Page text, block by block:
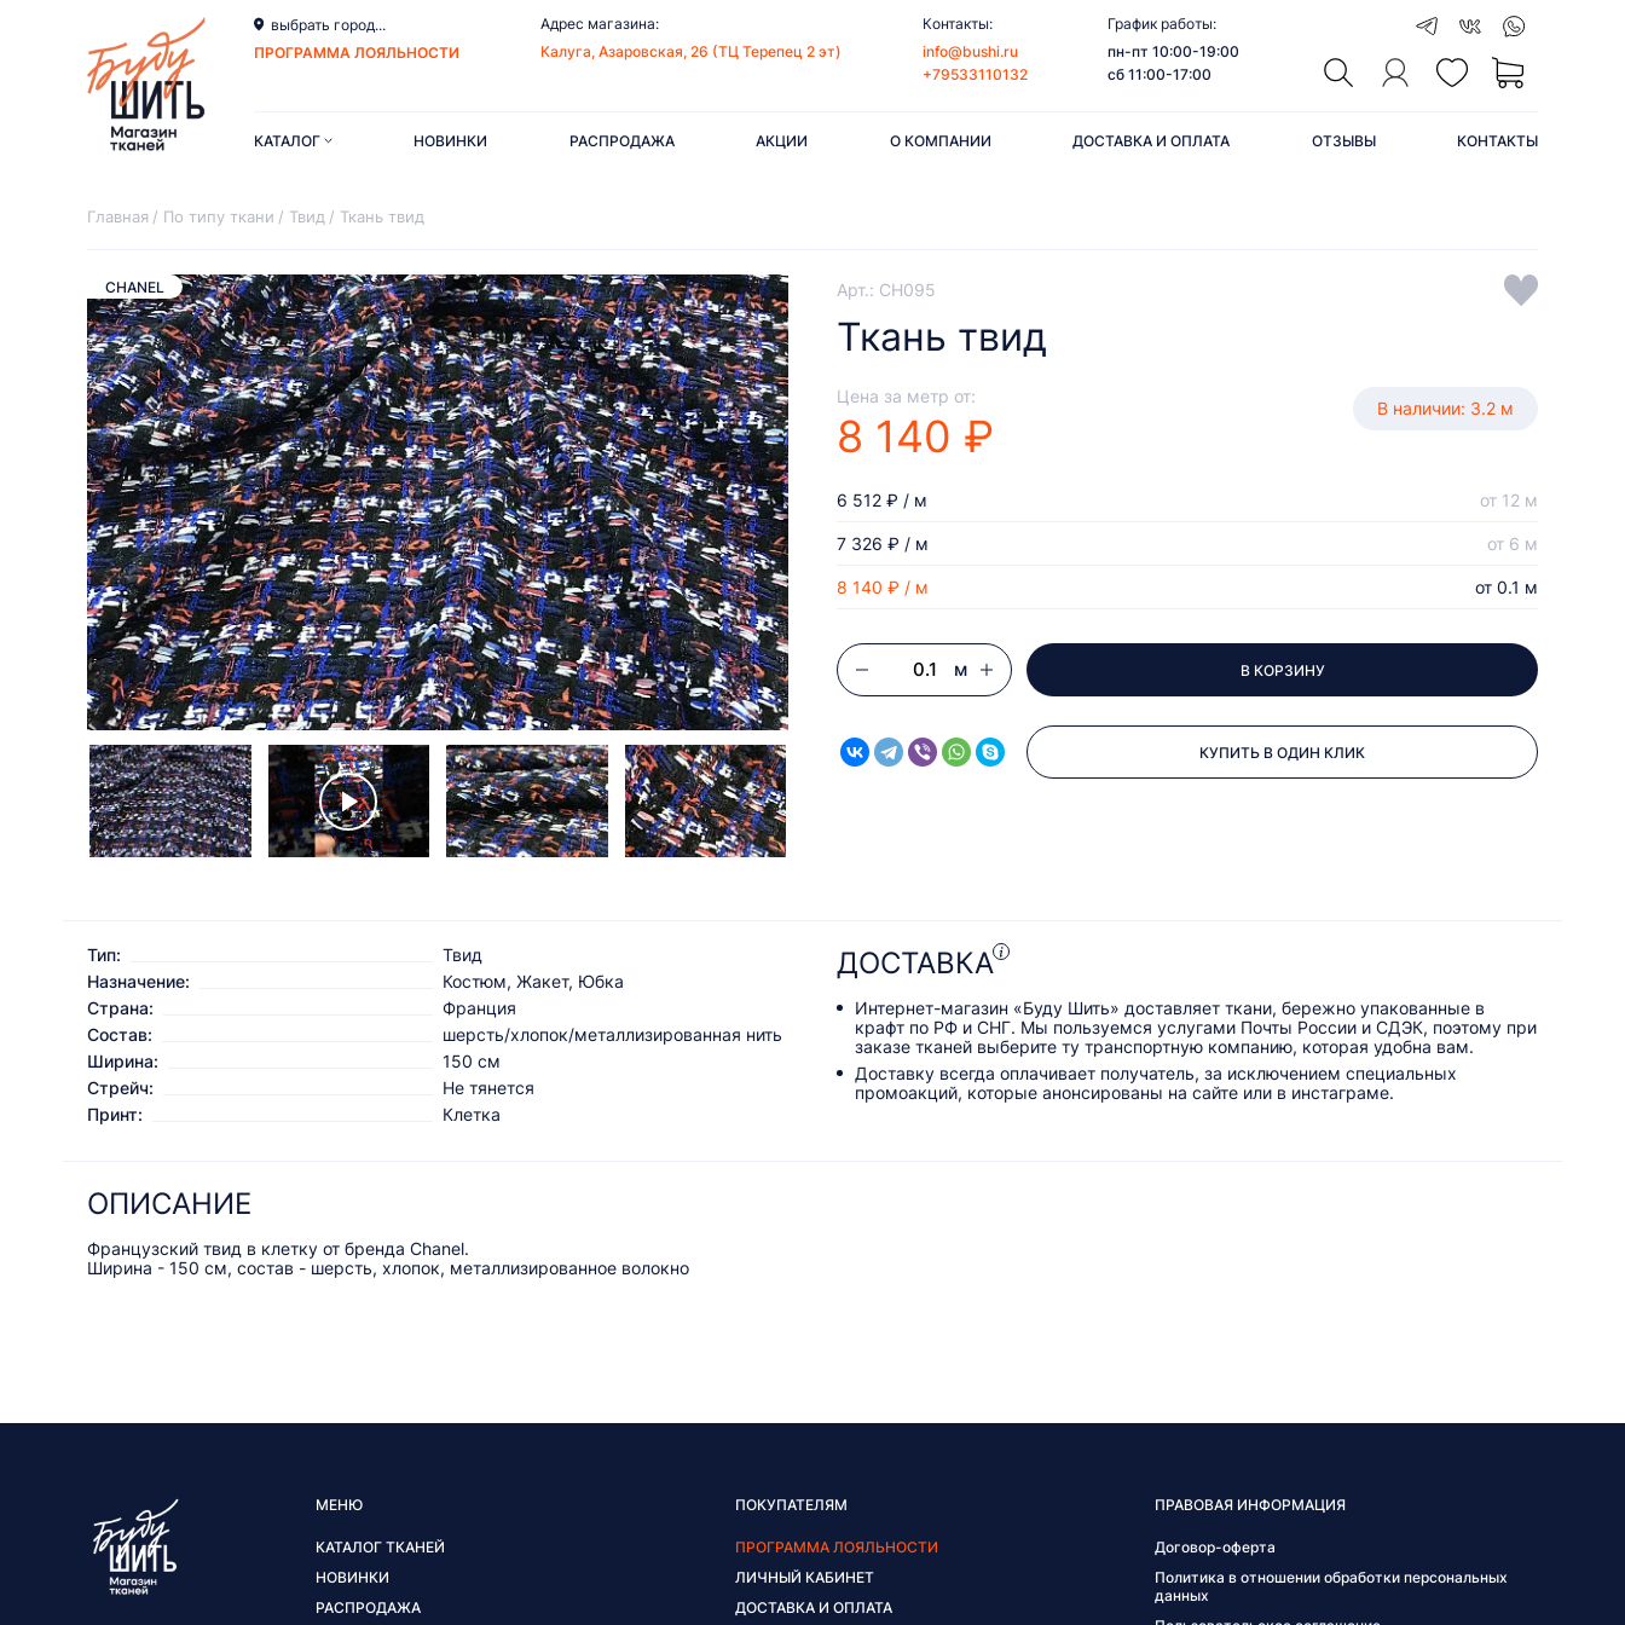
выбрать город...
ПРОГРАММА ЛОЯЛЬНОСТИ
Адрес магазина:
Калуга, Азаровская, 26 (ТЦ Терепец 2 эт)
Контакты:
info@bushi.ru
+79533110132
График работы:
пн-пт 10:00-19:00
сб 11:00-17:00
КАТАЛОГ НОВИНКИ РАСПРОДАЖА АКЦИИ О КОМПАНИИ ДОСТАВКА И ОПЛАТА ОТЗЫВЫ КОНТАКТЫ
Главная По типу ткани Твид Ткань твид
Арт.: CH095
Ткань твид
Цена за метр от:
8 140 ₽
В наличии: 3.2 м
8 140 ₽ / м от 0.1 м
7 326 ₽ / м от 6 м
6 512 ₽ / м от 12 м
м В КОРЗИНУ
КУПИТЬ В ОДИН КЛИК
CHANEL
Тип:
Твид
Назначение:
Костюм, Жакет, Юбка
Страна:
Франция
Состав:
шерсть/хлопок/металлизированная нить
Ширина:
150 см
Стрейч:
Не тянется
Принт:
Клетка
ДОСТАВКА
Интернет-магазин «Буду Шить» доставляет ткани, бережно упакованные в
крафт по РФ и СНГ. Мы пользуемся услугами Почты России и СДЭК, поэтому при
заказе тканей выберите ту транспортную компанию, которая удобна вам.
Доставку всегда оплачивает получатель, за исключением специальных
промоакций, которые анонсированы на сайте или в инстаграме.
ОПИСАНИЕ
Французский твид в клетку от бренда Chanel.
Ширина - 150 см, состав - шерсть, хлопок, металлизированное волокно
МЕНЮ
КАТАЛОГ ТКАНЕЙ
НОВИНКИ
РАСПРОДАЖА
ПОКУПАТЕЛЯМ
ПРОГРАММА ЛОЯЛЬНОСТИ
ЛИЧНЫЙ КАБИНЕТ
ДОСТАВКА И ОПЛАТА
ПРАВОВАЯ ИНФОРМАЦИЯ
Договор-оферта
Политика в отношении обработки персональных
данных